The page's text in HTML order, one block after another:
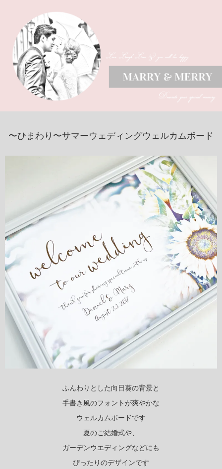
〜ひまわり〜サマーウェディングウェルカムボード
ふんわりとした向日葵の背景と
手書き風のフォントが爽やかな
ウェルカムボードです
夏のご結婚式や、
ガーデンウエディングなどにも
ぴったりのデザインです